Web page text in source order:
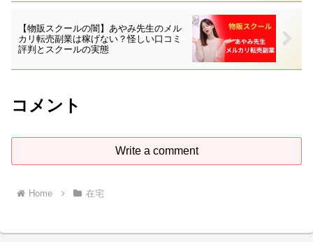
【物販スクールの闇】あやみ先生のメル
カリ転売副業は稼げない？怪しい口コミ
評判とスクールの実態
コメント
Write a comment
Home 在宅